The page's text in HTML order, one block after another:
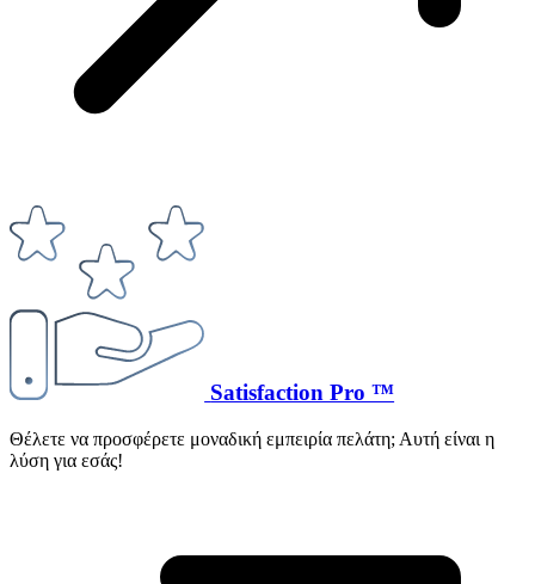
Satisfaction Pro ™
Θέλετε να προσφέρετε μοναδική εμπειρία πελάτη; Αυτή είναι η
λύση για εσάς!